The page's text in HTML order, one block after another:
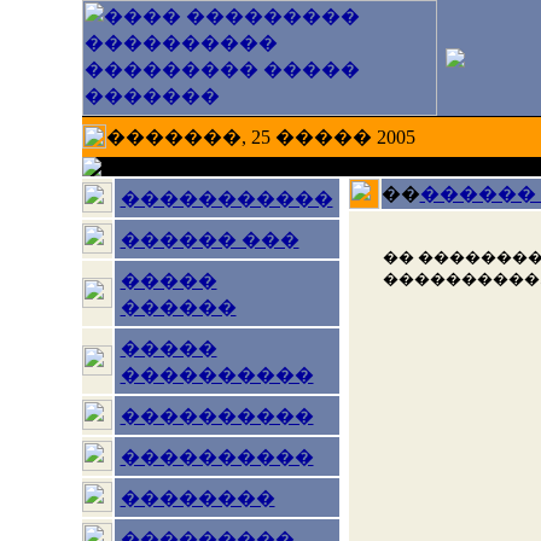
�������, 25 ����� 2005
�����������
������ ���
�����
������
�����
����������
����������
����������
��������
��������
��